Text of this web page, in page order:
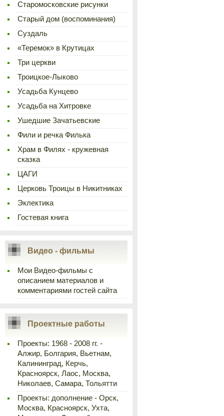
Старомосковские рисунки
Старый дом (воспоминания)
Суздаль
«Теремок» в Крутицах
Три церкви
Троицкое-Лыково
Усадьба Кунцево
Усадьба на Хитровке
Ушедшие Зачатьевские
Фили и речка Филька
Храм в Филях - кружевная
сказка
ЦАГИ
Церковь Троицы в Никитниках
Эклектика
Гостевая книга
Видео - фильмы
Мои Видео-фильмы с
описанием материалов и
комментариями гостей сайта
Проектные работы
Проекты: 1968 - 2008 гг. -
Алжир, Болгария, Вьетнам,
Калининград, Керчь,
Красноярск, Лаос, Москва,
Николаев, Самара, Тольятти
Проекты: дополнение - Орск,
Москва, Красноярск, Ухта,